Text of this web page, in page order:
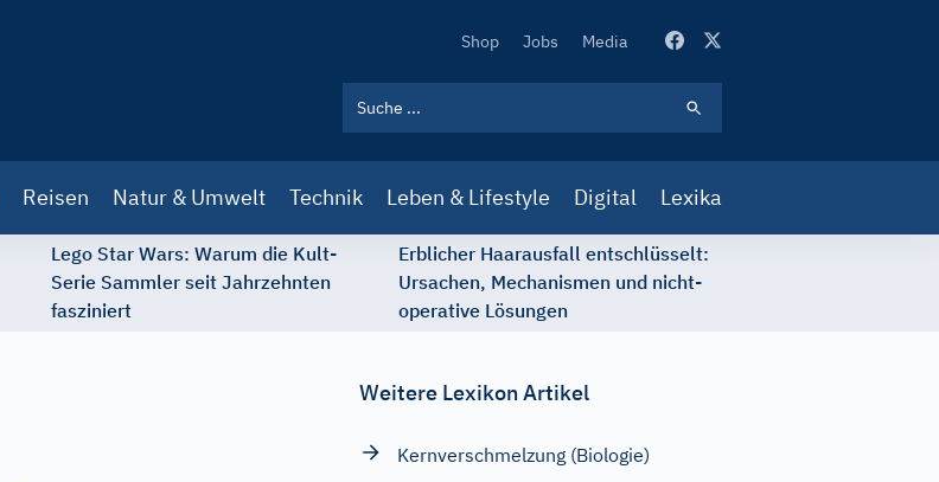
Secondary
Shop Jobs Media
Reisen Natur & Umwelt Technik Leben & Lifestyle Digital Lexika
Lego Star Wars: Warum die Kult-
Serie Sammler seit Jahrzehnten
fasziniert
Erblicher Haarausfall entschlüsselt:
Ursachen, Mechanismen und nicht-
operative Lösungen
Weitere Lexikon Artikel
Kernverschmelzung (Biologie)